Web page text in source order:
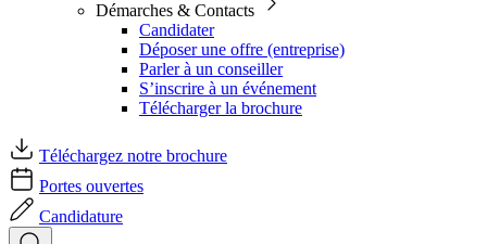
Démarches & Contacts
Candidater
Déposer une offre (entreprise)
Parler à un conseiller
S’inscrire à un événement
Télécharger la brochure
Téléchargez notre brochure
Portes ouvertes
Candidature